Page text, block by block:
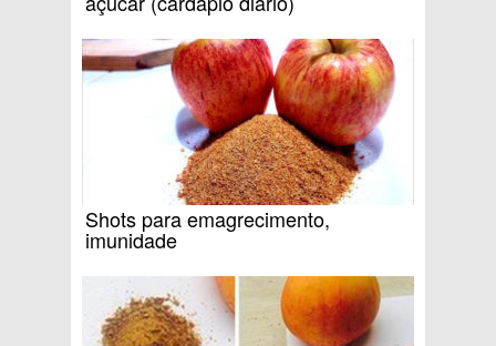
Shots para emagrecimento,
imunidade